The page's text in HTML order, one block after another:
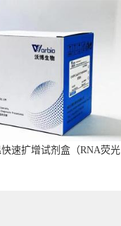
速扩增试剂盒（RNA荧光